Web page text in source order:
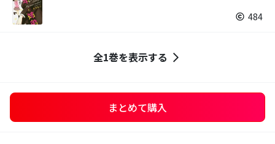
484
全1巻を表示する
まとめて購入